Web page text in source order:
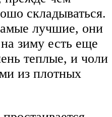
складываться.
лучшие, они
зиму есть еще
теплые, и чоли
из плотных